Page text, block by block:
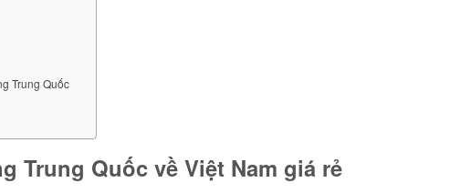
Trung Quốc
Trung Quốc về Việt Nam giá rẻ